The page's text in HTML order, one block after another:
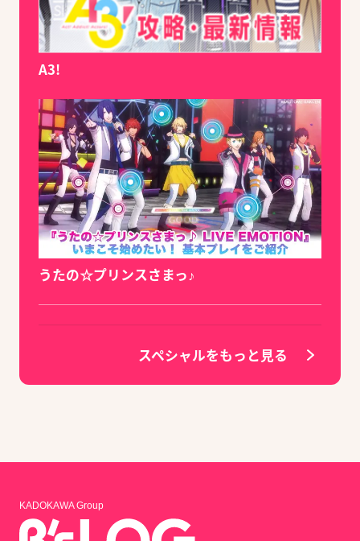
A3!
うたの☆プリンスさまっ♪
スペシャルをもっと見る
KADOKAWA Group